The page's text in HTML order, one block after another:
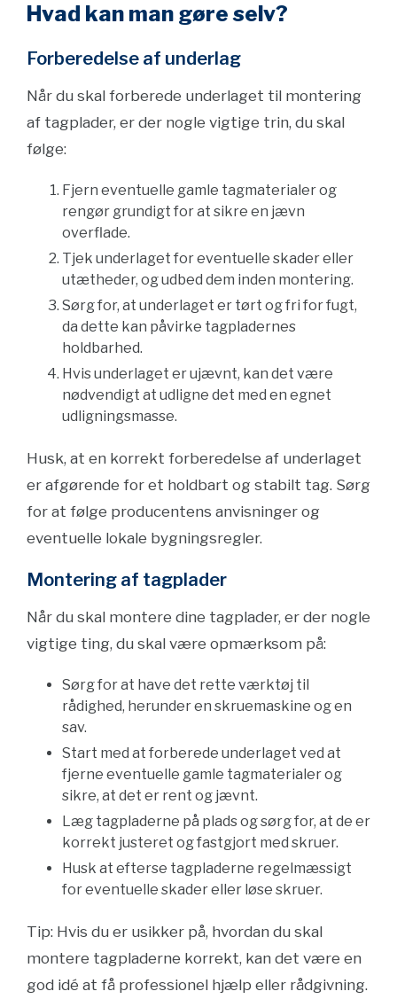
Hvad kan man gøre selv?
Forberedelse af underlag
Når du skal forberede underlaget til montering
af tagplader, er der nogle vigtige trin, du skal
følge:
Fjern eventuelle gamle tagmaterialer og
rengør grundigt for at sikre en jævn
overflade.
Tjek underlaget for eventuelle skader eller
utætheder, og udbed dem inden montering.
Sørg for, at underlaget er tørt og fri for fugt,
da dette kan påvirke tagpladernes
holdbarhed.
Hvis underlaget er ujævnt, kan det være
nødvendigt at udligne det med en egnet
udligningsmasse.
Husk, at en korrekt forberedelse af underlaget
er afgørende for et holdbart og stabilt tag. Sørg
for at følge producentens anvisninger og
eventuelle lokale bygningsregler.
Montering af tagplader
Når du skal montere dine tagplader, er der nogle
vigtige ting, du skal være opmærksom på:
Sørg for at have det rette værktøj til
rådighed, herunder en skruemaskine og en
sav.
Start med at forberede underlaget ved at
fjerne eventuelle gamle tagmaterialer og
sikre, at det er rent og jævnt.
Læg tagpladerne på plads og sørg for, at de er
korrekt justeret og fastgjort med skruer.
Husk at efterse tagpladerne regelmæssigt
for eventuelle skader eller løse skruer.
Tip: Hvis du er usikker på, hvordan du skal
montere tagpladerne korrekt, kan det være en
god idé at få professionel hjælp eller rådgivning.